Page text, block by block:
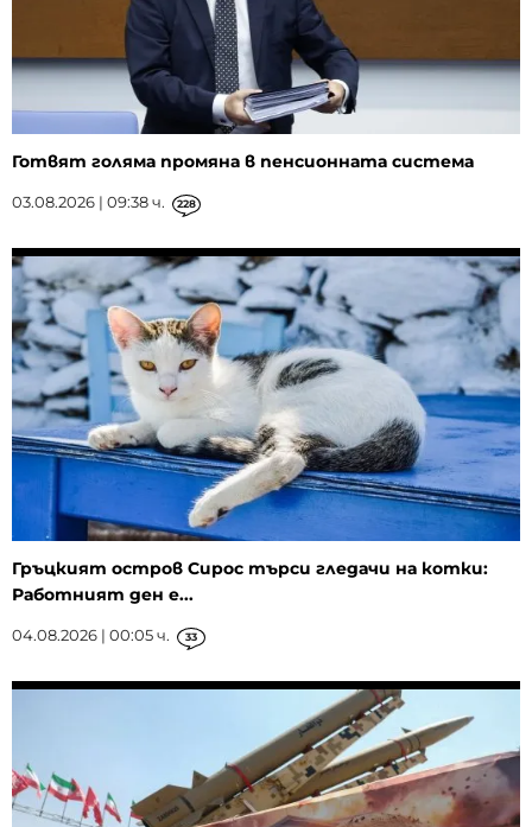
Готвят голяма промяна в пенсионната система
03.08.2026 | 09:38 ч. 228
Гръцкият остров Сирос търси гледачи на котки:
Работният ден е...
04.08.2026 | 00:05 ч. 33